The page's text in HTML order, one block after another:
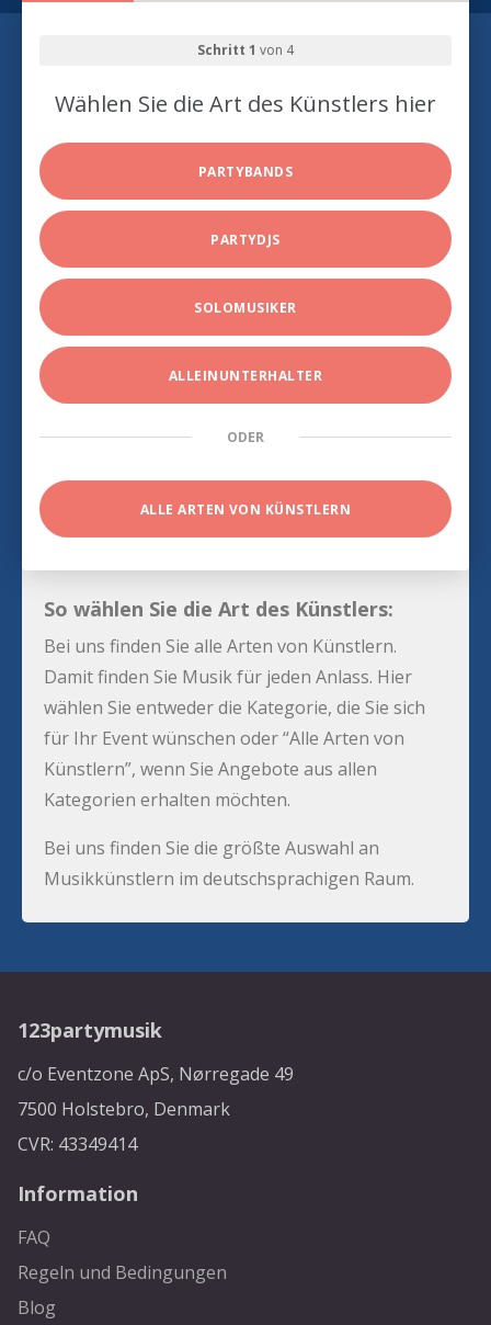
Schritt 1 von 4
Wählen Sie die Art des Künstlers hier
PARTYBANDS
PARTYDJS
SOLOMUSIKER
ALLEINUNTERHALTER
ODER
ALLE ARTEN VON KÜNSTLERN
So wählen Sie die Art des Künstlers:
Bei uns finden Sie alle Arten von Künstlern.
Damit finden Sie Musik für jeden Anlass. Hier
wählen Sie entweder die Kategorie, die Sie sich
für Ihr Event wünschen oder “Alle Arten von
Künstlern”, wenn Sie Angebote aus allen
Kategorien erhalten möchten.
Bei uns finden Sie die größte Auswahl an
Musikkünstlern im deutschsprachigen Raum.
123partymusik
c/o Eventzone ApS, Nørregade 49
7500 Holstebro, Denmark
CVR: 43349414
Information
FAQ
Regeln und Bedingungen
Blog